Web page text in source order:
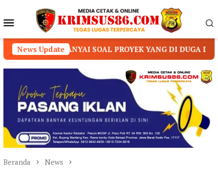
konten Menu
Mobile
News Update
SOAL PROYEK YANG DI DUGA DI KERJA KAN.
Beranda News